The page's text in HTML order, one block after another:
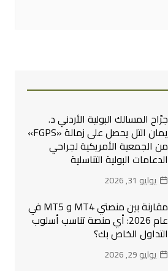
جرّاح المسالك البولية الأردني د.
يمان التل يحصل على زمالة «FGPS»
من الجمعية الأمريكية لجراحي
الدعامات البولية التناسلية
يوليو 31, 2026
مقارنة بين منصتي MT4 و MT5 في
عام 2026: أي منصة تناسب أسلوب
التداول الخاص بك؟
يوليو 29, 2026